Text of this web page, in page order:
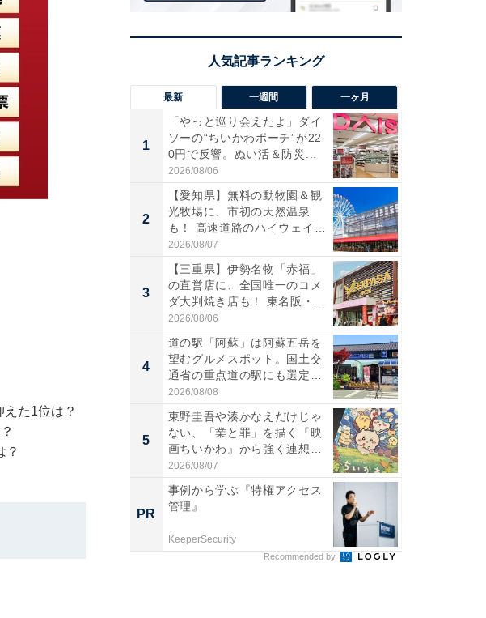
た1位は？
？
最新 一週間 一ヶ月
1
「やっと巡り会えたよ」ダイ
ソーの“ちいかわポーチ”が22
0円で反響。ぬい活＆防災...
2026/08/06
2
【愛知県】無料の動物園＆観
光牧場に、市初の天然温泉
も！ 高速道路のハイウェイオ
ア...
2026/08/07
3
【三重県】伊勢名物「赤福」
の直営店に、全国唯一のコメ
ダ大判焼き店も！ 東名阪・
伊...
2026/08/06
4
道の駅「阿蘇」は阿蘇五岳を
望むグルメスポット。国土交
通省の重点道の駅にも選定｜
阿...
2026/08/08
5
東野圭吾や湊かなえだけじゃ
ない、「業と罪」を描く『映
画ちいかわ』から強く連想し
た...
2026/08/07
PR
事例から学ぶ『特権アクセス
管理』
KeeperSecurity
Recommended by